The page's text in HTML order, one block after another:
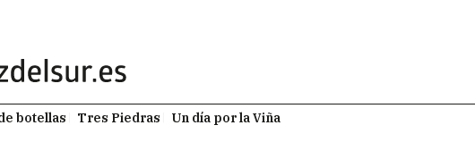
botellas Tres Piedras Un día por la Viña